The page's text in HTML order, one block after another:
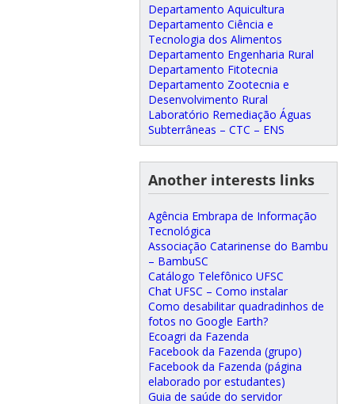
Departamento Aquicultura
Departamento Ciência e
Tecnologia dos Alimentos
Departamento Engenharia Rural
Departamento Fitotecnia
Departamento Zootecnia e
Desenvolvimento Rural
Laboratório Remediação Águas
Subterrâneas – CTC – ENS
Another interests links
Agência Embrapa de Informação
Tecnológica
Associação Catarinense do Bambu
– BambuSC
Catálogo Telefônico UFSC
Chat UFSC – Como instalar
Como desabilitar quadradinhos de
fotos no Google Earth?
Ecoagri da Fazenda
Facebook da Fazenda (grupo)
Facebook da Fazenda (página
elaborado por estudantes)
Guia de saúde do servidor